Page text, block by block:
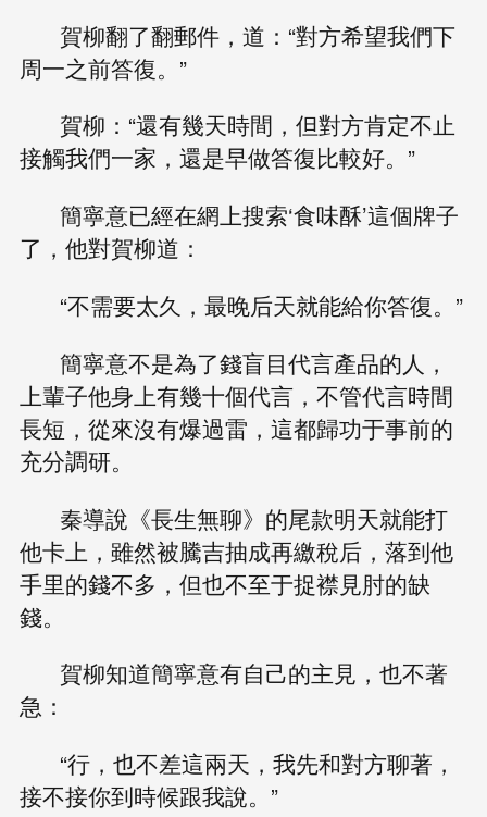
賀柳翻了翻郵件，道：“對方希望我們下
周一之前答復。”
賀柳：“還有幾天時間，但對方肯定不止
接觸我們一家，還是早做答復比較好。”
簡寧意已經在網上搜索‘食味酥’這個牌子
了，他對賀柳道：
“不需要太久，最晚后天就能給你答復。”
簡寧意不是為了錢盲目代言產品的人，
上輩子他身上有幾十個代言，不管代言時間
長短，從來沒有爆過雷，這都歸功于事前的
充分調研。
秦導說《長生無聊》的尾款明天就能打
他卡上，雖然被騰吉抽成再繳稅后，落到他
手里的錢不多，但也不至于捉襟見肘的缺
錢。
賀柳知道簡寧意有自己的主見，也不著
急：
“行，也不差這兩天，我先和對方聊著，
接不接你到時候跟我說。”